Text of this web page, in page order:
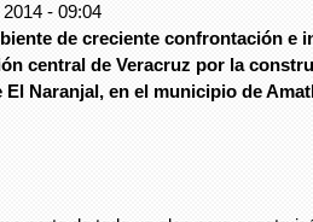
- 09:04
de creciente confrontación e
central de Veracruz por la
Naranjal, en el municipio de